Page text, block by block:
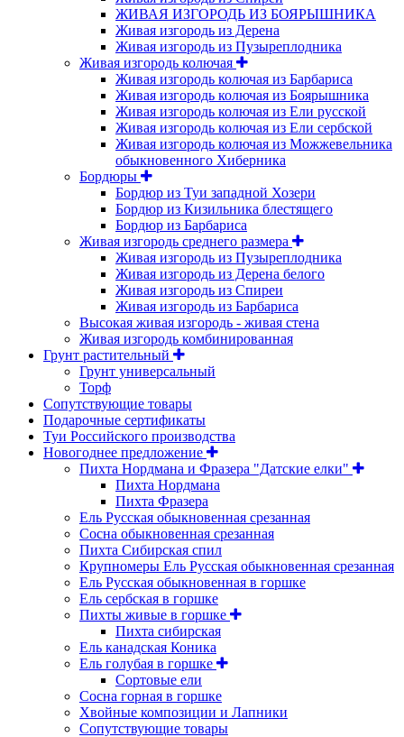
ЖИВАЯ ИЗГОРОДЬ ИЗ БОЯРЫШНИКА
Живая изгородь из Дерена
Живая изгородь из Пузыреплодника
Живая изгородь колючая
Живая изгородь колючая из Барбариса
Живая изгородь колючая из Боярышника
Живая изгородь колючая из Ели русской
Живая изгородь колючая из Ели сербской
Живая изгородь колючая из Можжевельника
обыкновенного Хиберника
Бордюры
Бордюр из Туи западной Хозери
Бордюр из Кизильника блестящего
Бордюр из Барбариса
Живая изгородь среднего размера
Живая изгородь из Пузыреплодника
Живая изгородь из Дерена белого
Живая изгородь из Спиреи
Живая изгородь из Барбариса
Высокая живая изгородь - живая стена
Живая изгородь комбинированная
Грунт растительный
Грунт универсальный
Торф
Сопутствующие товары
Подарочные сертификаты
Туи Российского производства
Новогоднее предложение
Пихта Нордмана и Фразера "Датские елки"
Пихта Нордмана
Пихта Фразера
Ель Русская обыкновенная срезанная
Сосна обыкновенная срезанная
Пихта Сибирская спил
Крупномеры Ель Русская обыкновенная срезанная
Ель Русская обыкновенная в горшке
Ель сербская в горшке
Пихты живые в горшке
Пихта сибирская
Ель канадская Коника
Ель голубая в горшке
Сортовые ели
Сосна горная в горшке
Хвойные композиции и Лапники
Сопутствующие товары